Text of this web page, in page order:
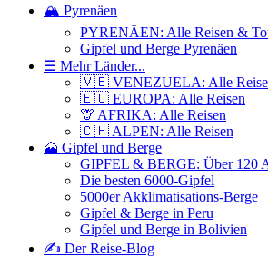
🏔️ Pyrenäen
PYRENÄEN: Alle Reisen &
Gipfel und Berge Pyrenäen
☰ Mehr Länder...
🇻🇪 VENEZUELA: Alle
🇪🇺 EUROPA: Alle Reisen
🦒 AFRIKA: Alle Reisen
🇨🇭 ALPEN: Alle Reisen
🗻 Gipfel und Berge
GIPFEL & BERGE: Über 120
Die besten 6000-Gipfel
5000er Akklimatisations-Berge
Gipfel & Berge in Peru
Gipfel und Berge in Bolivien
✍️ Der Reise-Blog